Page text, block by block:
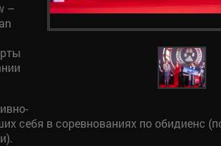
–
себя в соревнованиях по обидиенс